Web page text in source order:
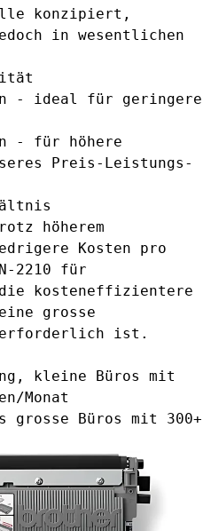
konzipiert,
in wesentlichen
- ideal für geringere
- für höhere
Preis-Leistungs-
höherem
Kosten pro
2210 für
die kosteneffizientere
grosse
erforderlich ist.
kleine Büros mit
Monat
Büros mit 300+